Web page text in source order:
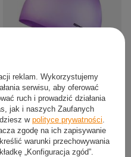
Zestaw Na Basen Fioletowy Czepek +
Różowo-Fioletowe Okularki
Pływackie
41,18 zł / szt.
reklam. Wykorzystujemy
serwisu, aby oferować
ruch i prowadzić działania
jak i naszych Zaufanych
w polityce prywatności
zgodę na ich zapisywanie
warunki przechowywania
„Konfiguracja zgód”.